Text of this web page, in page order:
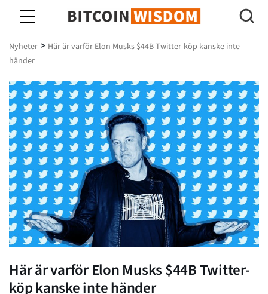
Bitcoin Wisdom
Nyheter > Här är varför Elon Musks $44B Twitter-köp kanske inte
händer
Här är varför Elon Musks $44B Twitter-
köp kanske inte händer